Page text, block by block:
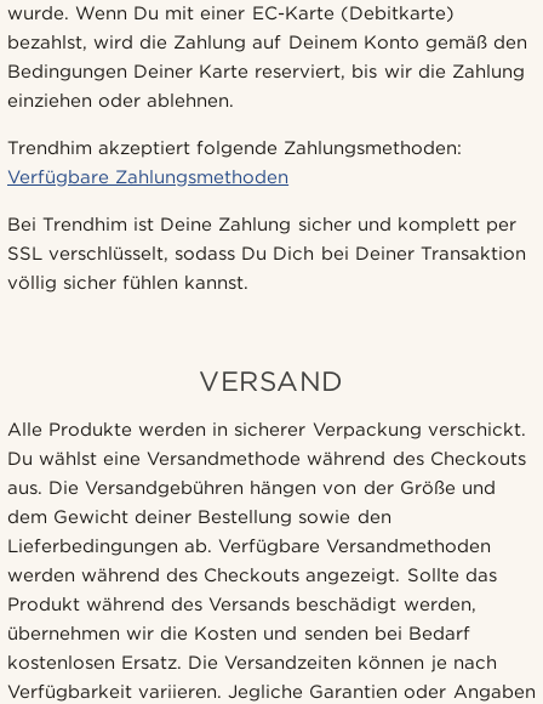
wurde. Wenn Du mit einer EC-Karte (Debitkarte)
bezahlst, wird die Zahlung auf Deinem Konto gemäß den
Bedingungen Deiner Karte reserviert, bis wir die Zahlung
einziehen oder ablehnen.
Trendhim akzeptiert folgende Zahlungsmethoden:
Verfügbare Zahlungsmethoden
Bei Trendhim ist Deine Zahlung sicher und komplett per
SSL verschlüsselt, sodass Du Dich bei Deiner Transaktion
völlig sicher fühlen kannst.
VERSAND
Alle Produkte werden in sicherer Verpackung verschickt.
Du wählst eine Versandmethode während des Checkouts
aus. Die Versandgebühren hängen von der Größe und
dem Gewicht deiner Bestellung sowie den
Lieferbedingungen ab. Verfügbare Versandmethoden
werden während des Checkouts angezeigt. Sollte das
Produkt während des Versands beschädigt werden,
übernehmen wir die Kosten und senden bei Bedarf
kostenlosen Ersatz. Die Versandzeiten können je nach
Verfügbarkeit variieren. Jegliche Garantien oder Angaben